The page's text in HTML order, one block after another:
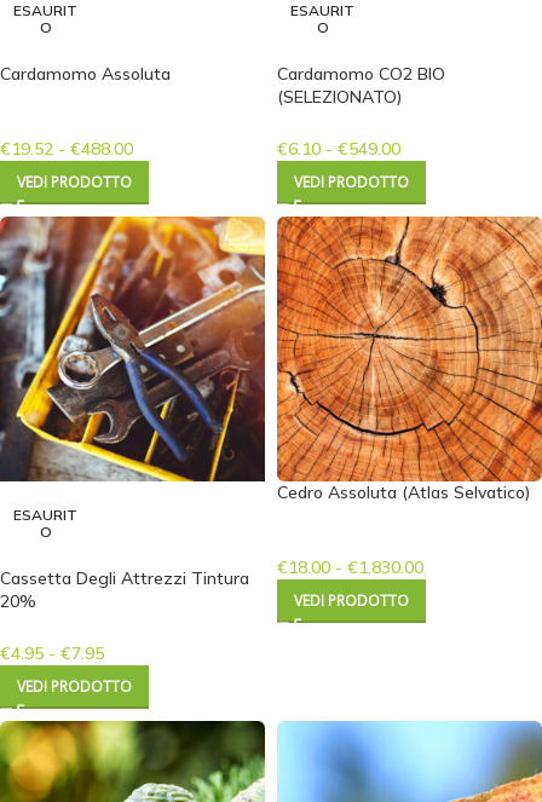
ESAURIT
O
Cardamomo Assoluta
€19.52 - €488.00
VEDI PRODOTTO
ESAURIT
O
Cardamomo CO2 BIO
(SELEZIONATO)
€6.10 - €549.00
VEDI PRODOTTO
ESAURIT
O
Cassetta Degli Attrezzi Tintura
20%
€4.95 - €7.95
VEDI PRODOTTO
Cedro Assoluta (Atlas Selvatico)
€18.00 - €1,830.00
VEDI PRODOTTO